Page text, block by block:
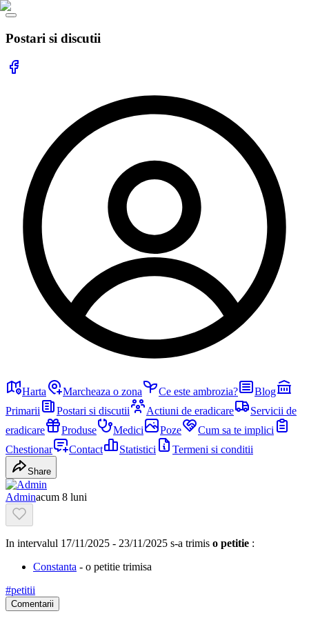
Postari si discutii
Harta Marcheaza o zona Ce este ambrozia?
Blog
Primarii
Postari si discutii Actiuni de eradicare
Servicii de
eradicare
Produse Medici Poze
Cum sa te implici
Chestionar
Contact Statistici Termeni si conditii
Share
Adminacum 8 luni
In intervalul 17/11/2025 - 23/11/2025 s-a trimis o petitie :
Constanta - o petitie trimisa
#petitii
Comentarii